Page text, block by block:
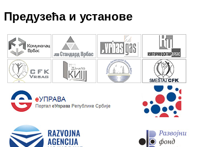
Предузећа и установе